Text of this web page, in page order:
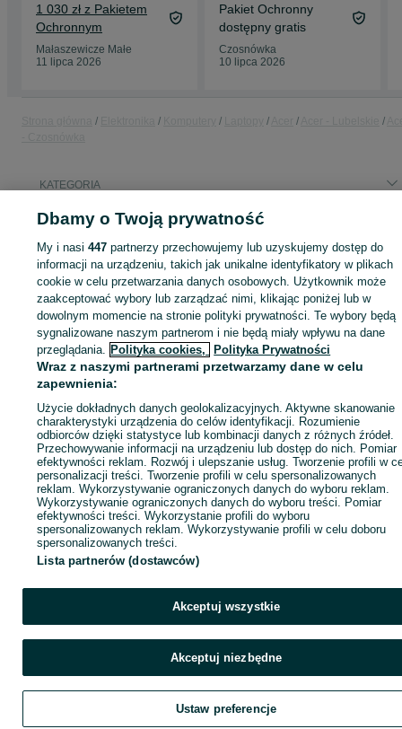
1 030 zł z Pakietem
Ochronnym
Małaszewicze Małe
11 lipca 2026
Pakiet Ochronny
dostępny gratis
Czosnówka
10 lipca 2026
KATEGORIA
855533747
Zaloguj się lub załóż konto na OLX, aby skontaktować się z
sprzedającym
Zaloguj się / Załóż konto
Kup
Dbamy o Twoją prywatność
My i nasi447 partnerzy przechowujemy lub uzyskujemy dostęp do
informacji na urządzeniu, takich jak unikalne identyfikatory w plikach
cookie w celu przetwarzania danych osobowych. Użytkownik może
zaakceptować wybory lub zarządzać nimi, klikając poniżej lub w
dowolnym momencie na stronie polityki prywatności. Te wybory będą
sygnalizowane naszym partnerom i nie będą miały wpływu na dane
przeglądania. Polityka cookies, Polityka Prywatności
Wraz z naszymi partnerami przetwarzamy dane w celu
zapewnienia:
Użycie dokładnych danych geolokalizacyjnych. Aktywne skanowanie
charakterystyki urządzenia do celów identyfikacji. Rozumienie
odbiorców dzięki statystyce lub kombinacji danych z różnych źródeł.
Przechowywanie informacji na urządzeniu lub dostęp do nich. Pomiar
efektywności reklam. Rozwój i ulepszanie usług. Tworzenie profili w
personalizacji treści. Tworzenie profili w celu spersonalizowanych
reklam. Wykorzystywanie ograniczonych danych do wyboru reklam.
Wykorzystywanie ograniczonych danych do wyboru treści. Pomiar
efektywności treści. Wykorzystanie profili do wyboru
spersonalizowanych reklam. Wykorzystywanie profili w celu doboru
spersonalizowanych treści.
Lista partnerów (dostawców)
Akceptuj wszystkie
Akceptuj niezbędne
Ustaw preferencje